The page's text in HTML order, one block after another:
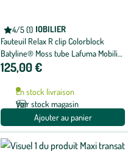
4/5 (1)
Note
moyenne
de
4
sur
LAFUMA MOBILIER
Fauteuil Relax R clip Colorblock
Batyline® Moss tube Lafuma Mobilier
- 68 x 88 x 115 cm
125,00 €
En stock livraison
Voir stock magasin
Ajouter au panier